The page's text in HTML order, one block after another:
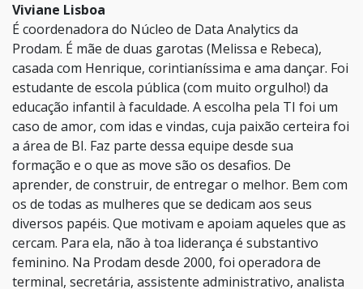
Viviane Lisboa
É coordenadora do Núcleo de Data Analytics da
Prodam. É mãe de duas garotas (Melissa e Rebeca),
casada com Henrique, corintianíssima e ama dançar. Foi
estudante de escola pública (com muito orgulho!) da
educação infantil à faculdade. A escolha pela TI foi um
caso de amor, com idas e vindas, cuja paixão certeira foi
a área de BI. Faz parte dessa equipe desde sua
formação e o que as move são os desafios. De
aprender, de construir, de entregar o melhor. Bem com
os de todas as mulheres que se dedicam aos seus
diversos papéis. Que motivam e apoiam aqueles que as
cercam. Para ela, não à toa liderança é substantivo
feminino. Na Prodam desde 2000, foi operadora de
terminal, secretária, assistente administrativo, analista